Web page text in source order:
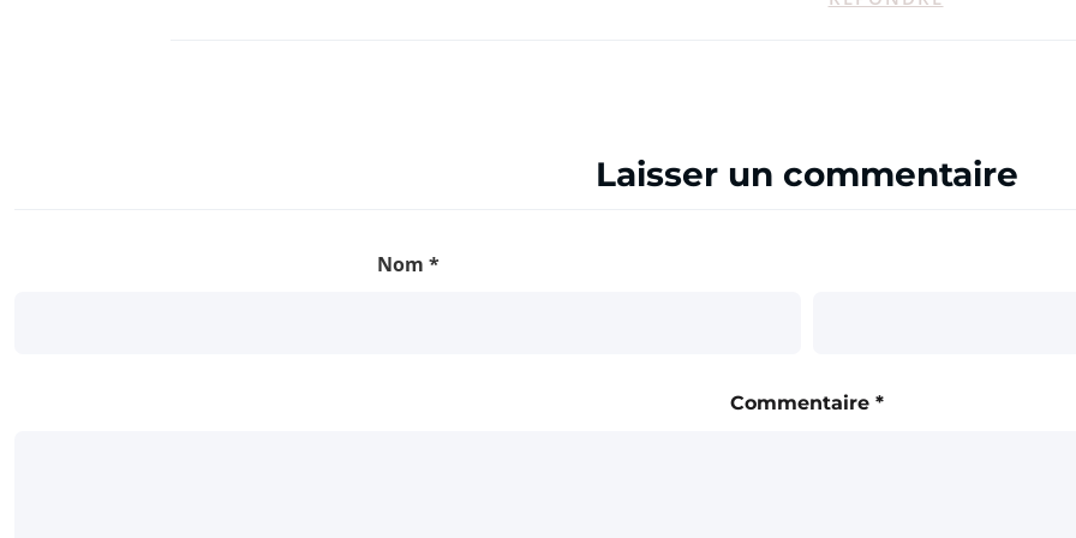
Laisser un commentaire
Nom *
Commentaire *